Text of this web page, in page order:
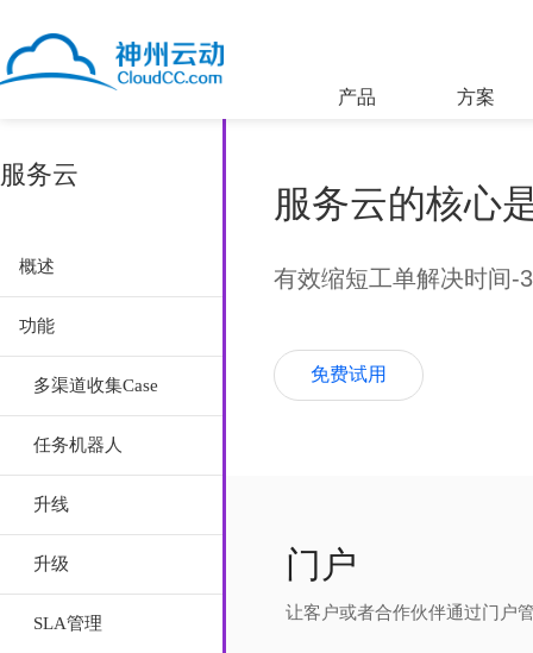
产品 方案
服务云
概述
功能
多渠道收集Case
任务机器人
升线
升级
SLA管理
服务云的核心
有效缩短工单解决时间-
免费试用
门户
让客户或者合作伙伴通过门户